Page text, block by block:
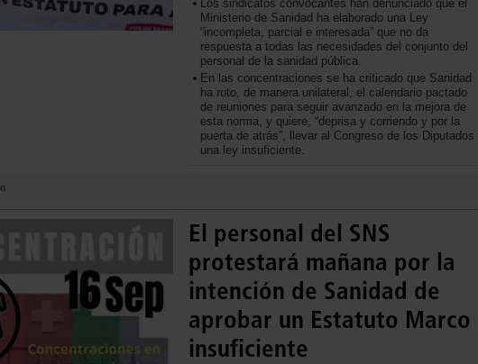
Los sindicatos convocantes han denunciado que el
Ministerio de Sanidad ha elaborado una Ley
“incompleta, parcial e interesada” que no da
respuesta a todas las necesidades del conjunto del
personal de la sanidad pública.
En las concentraciones se ha criticado que Sanidad
ha roto, de manera unilateral, el calendario pactado
de reuniones para seguir avanzado en la mejora de
esta norma, y quiere, “deprisa y corriendo y por la
puerta de atrás”, llevar al Congreso de los Diputados
una ley insuficiente.
El personal del SNS
protestará mañana por la
intención de Sanidad de
aprobar un Estatuto Marco
insuficiente